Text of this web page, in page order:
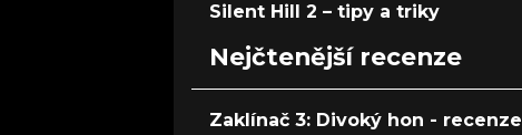
Silent Hill 2 – tipy a triky
Nejčtenější recenze
Zaklínač 3: Divoký hon - recenze